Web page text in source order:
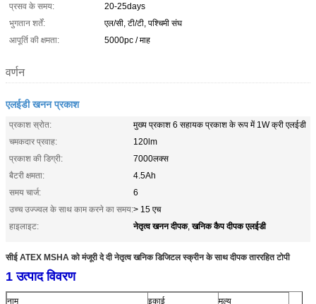
प्रसव के समय:
20-25days
भुगतान शर्तें:
एल/सी, टी/टी, पश्चिमी संघ
आपूर्ति की क्षमता:
5000pc / माह
वर्णन
एलईडी खनन प्रकाश
प्रकाश स्रोत:
मुख्य प्रकाश 6 सहायक प्रकाश के रूप में 1W क्री एलईडी
चमकदार प्रवाह:
120lm
प्रकाश की डिग्री:
7000लक्स
बैटरी क्षमता:
4.5Ah
समय चार्ज:
6
उच्च उज्ज्वल के साथ काम करने का समय:> 15 एच
हाइलाइट:
नेतृत्व खनन दीपक,खनिक कैप दीपक एलईडी
सीई ATEX MSHA को मंजूरी दे दी नेतृत्व खनिक डिजिटल स्क्रीन के साथ दीपक ताररहित टोपी
1 उत्पाद विवरण
नाम इकाई
मूल्य